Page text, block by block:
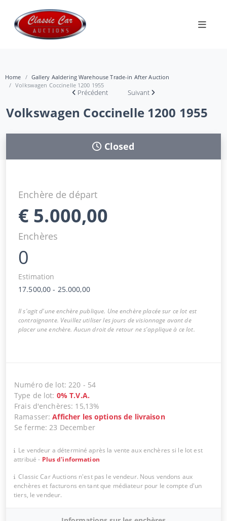
Home
Gallery Aaldering Warehouse Trade-in After Auction
Volkswagen Coccinelle 1200 1955
Précédent Suivant
Volkswagen Coccinelle 1200 1955
Closed
Enchère de départ
€ 5.000,00
Enchères
0
Estimation
17.500,00 - 25.000,00
Il s'agit d'une enchère publique. Une enchère placée sur ce lot est
contraignante. Veuillez utiliser les jours de visionnage avant de
placer une enchère. Aucun droit de retour ne s'applique à ce lot.
Numéro de lot:220 - 54
Type de lot: 0% T.V.A.
Frais d'enchères: 15,13%
Ramasser:Afficher les options de livraison
Se ferme:23 December
Le vendeur a déterminé après la vente aux enchères si le lot est
attribué - Plus d'information
Classic Car Auctions n'est pas le vendeur. Nous vendons aux
enchères et facturons en tant que médiateur pour le compte d'un
tiers, le vendeur.